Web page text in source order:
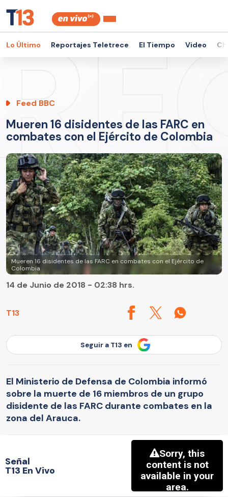
Lo Último Reportajes Teletrece El Tiempo Video
Feed BBC
Mueren 16 disidentes de las FARC en
combates con el Ejército de Colombia
Mueren 16 disidentes de las FARC en combates con el Ejército de
Colombia
T13
14 de Junio de 2018 - 02:38 hrs.
Seguir a T13 en
El Ministerio de Defensa de Colombia informó
sobre la muerte de 16 miembros de un grupo
disidente de las FARC durante combates en la
zona del Arauca.
Señal
T13 En Vivo